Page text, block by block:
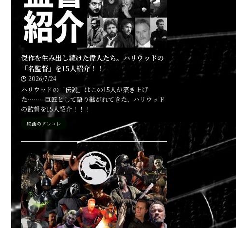
傑作を生み出し続けた偉人たち。ハリウッドの
「名監督」を15人紹介！！
2026/7/24
ハリウッドの「伝説」はこの15人が築き上げ
た………巨匠として語り継がれてきた、ハリウッド
の監督を15人紹介！！！
映画のアレコレ